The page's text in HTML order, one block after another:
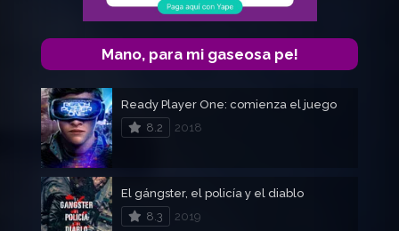
Mano, para mi gaseosa pe!
Ready Player One: comienza el juego
8.2
2018
El gángster, el policía y el diablo
8.3
2019